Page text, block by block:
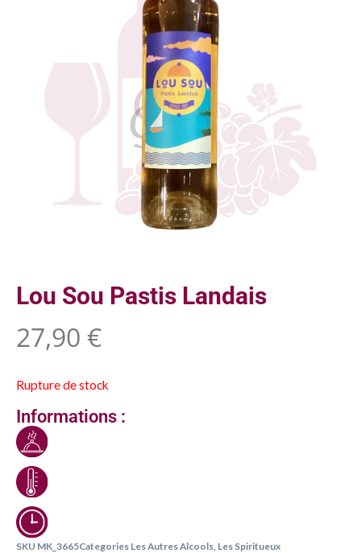
Lou Sou Pastis Landais
27,90 €
Rupture de stock
Informations :
SKU MK_3665Categories Les Autres Alcools Les Spiritueux